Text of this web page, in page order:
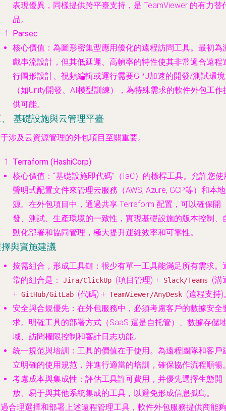
表現優異，同樣提供跨平臺支持，是 TeamViewer 的有力替
品。
Parsec
核心價值 ：為圖形密集型應用優化的遠程訪問工具。最初為
戲串流設計，但其低延遲、高幀率的特性使其非常適合遠程
行圖形設計、視頻編輯或運行需要GPU加速的開發/測試環境
（如Unity開發、AI模型訓練），為特殊需求的軟件外包工作
供可能。
基礎設施與云管理平臺
涉及云資源管理的外包項目至關重要。
Terraform (HashiCorp)
核心價值 ：“基礎設施即代碼”（IaC）的標桿工具。允許您使
聲明式配置文件來管理云服務（AWS, Azure, GCP等）和本
源。在外包項目中，通過共享 Terraform 配置，可以確保開
發、測試、生產環境的一致性，實現基礎設施的版本控制、
動化部署和協同管理，極大提升運維效率和可靠性。
與實施建議
按需組合，形成工具鏈 ：很少有單一工具能滿足所有需求。
常的組合是：
Jira/ClickUp (項目管理) + Slack/Teams
(溝
+ GitHub/GitLab (代碼) + TeamViewer/AnyDesk (遠程支持)
安全與合規優先 ：在外包服務中，必須考慮客戶的數據安全
求。明確工具的部署方式（SaaS 還是自托管）、數據存儲
域、訪問權限控制和審計日志功能。
統一規范與培訓 ：工具的價值在于使用。為遠程團隊和客戶
立明確的使用規范，并進行適當的培訓，確保協作流程順暢
考慮成本與集成性 ：評估工具許可費用，并優先選擇生態開
放、易于與其他系統集成的工具，以避免形成信息孤島。
合理選擇和部署上述遠程管理工具，軟件外包服務提供商能夠